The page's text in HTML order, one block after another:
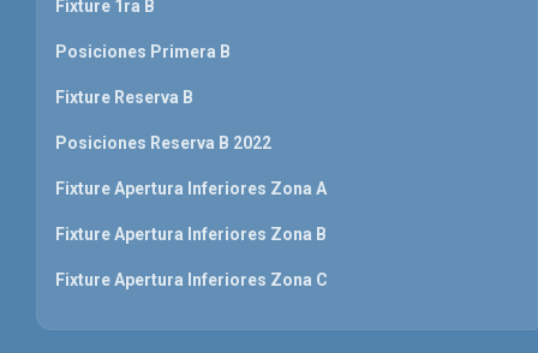
Fixture 1ra B
Posiciones Primera B
Fixture Reserva B
Posiciones Reserva B 2022
Fixture Apertura Inferiores Zona A
Fixture Apertura Inferiores Zona B
Fixture Apertura Inferiores Zona C